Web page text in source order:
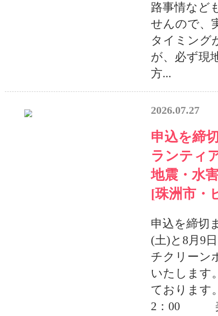
路事情など
せんので、
タイミング
が、必ず現
方...
2026.07.27
申込を締
ランティ
地震・水
[珠洲市・
申込を締切
(土)と8月9
チクリーン
いたします
ておりま
2：00 美